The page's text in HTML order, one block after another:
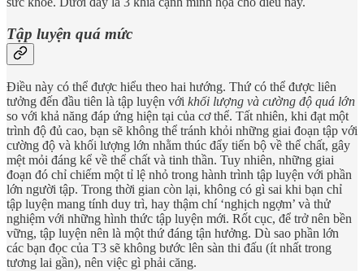
Tập luyện quá mức
Điều này có thể được hiểu theo hai hướng. Thứ có thể được liên
tưởng đến đầu tiên là tập luyện với khối lượng và cường độ quá lớn
so với khả năng đáp ứng hiện tại của cơ thể. Tất nhiên, khi đạt một
trình độ đủ cao, bạn sẽ không thể tránh khỏi những giai đoạn tập với
cường độ và khối lượng lớn nhằm thúc đẩy tiến bộ về thể chất, gây
mệt mỏi đáng kể về thể chất và tinh thần. Tuy nhiên, những giai
đoạn đó chỉ chiếm một tỉ lệ nhỏ trong hành trình tập luyện với phần
lớn người tập. Trong thời gian còn lại, không có gì sai khi bạn chỉ
tập luyện mang tính duy trì, hay thậm chí ‘nghịch ngợm’ và thử
nghiệm với những hình thức tập luyện mới. Rốt cục, để trở nên bền
vững, tập luyện nên là một thứ đáng tận hưởng. Dù sao phần lớn
các bạn đọc của T3 sẽ không bước lên sàn thi đấu (ít nhất trong
tương lai gần), nên việc gì phải căng.